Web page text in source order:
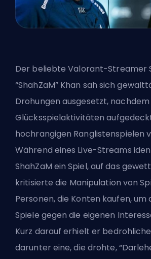
Der beliebte Valorant-Streamer
“ShahZaM” Khan sah sich
Drohungen ausgesetzt,
Glücksspielaktivitäten
hochrangigen Ranglistenspielen
Während eines Live-Streams
ShahZaM ein Spiel, auf das
kritisierte die Manipulation von
Personen, die Konten kaufen, um
Spiele gegen die eigenen
Kurz darauf erhielt er
darunter eine, die drohte,